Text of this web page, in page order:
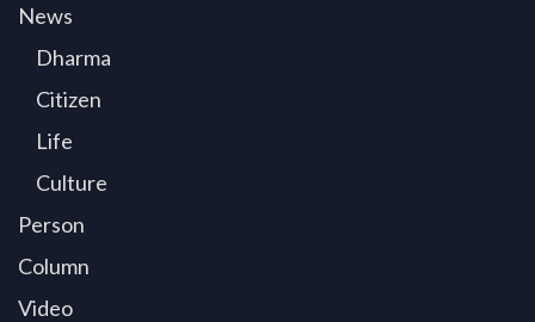
News
Dharma
Citizen
Life
Culture
Person
Column
Video